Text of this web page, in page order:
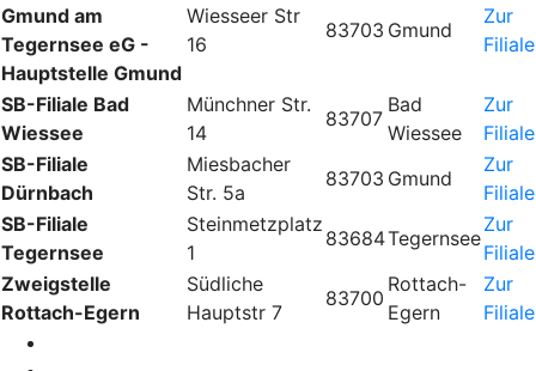
Gmund am
Tegernsee eG -
Hauptstelle Gmund
Wiesseer Str
16
83703 Gmund
Zur
Filiale
SB-Filiale Bad
Wiessee
Münchner Str.
14
83707
Bad
Wiessee
Zur
Filiale
SB-Filiale
Dürnbach
Miesbacher
Str. 5a
83703 Gmund
Zur
Filiale
SB-Filiale
Tegernsee
Steinmetzplatz
1
83684Tegernsee
Zur
Filiale
Zweigstelle
Rottach-Egern
Südliche
Hauptstr 7
83700
Rottach-
Egern
Zur
Filiale